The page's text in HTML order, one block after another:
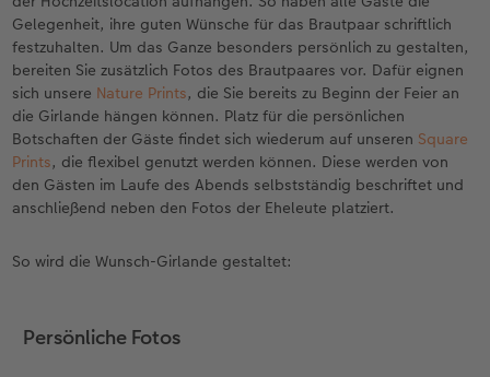
Foto-Kochbuch
Kundenbeispiele
Webinare
CEWE myPhotos
Inspiration
Sofortfotos
Scan-Service
Analog Services
CEWE myPhotos
Extras
Gallery Print
hexxas
Willkommensschild
Wandgestaltung
Neuheiten
Klappkarten
Fotokarten
Postkarten
Karte mit Einsteckfoto
CEWE myPhotos
Faber-Castell
Haustierwelt
Geschenkideen
Kundenbeispiele
Neuheiten
CEWE myPhotos
Aktionen
Aktionen
Neuheiten
Kundenbeispiele
Gelegenheit, ihre guten Wünsche für das Brautpaar schriftlich
festzuhalten. Um das Ganze besonders persönlich zu gestalten,
bereiten Sie zusätzlich Fotos des Brautpaares vor. Dafür eignen
sich unsere Nature Prints, die Sie bereits zu Beginn der Feier an
die Girlande hängen können. Platz für die persönlichen
Botschaften der Gäste findet sich wiederum auf unseren Square
Prints, die flexibel genutzt werden können. Diese werden von
den Gästen im Laufe des Abends selbstständig beschriftet und
anschließend neben den Fotos der Eheleute platziert.
So wird die Wunsch-Girlande gestaltet:
Persönliche Fotos